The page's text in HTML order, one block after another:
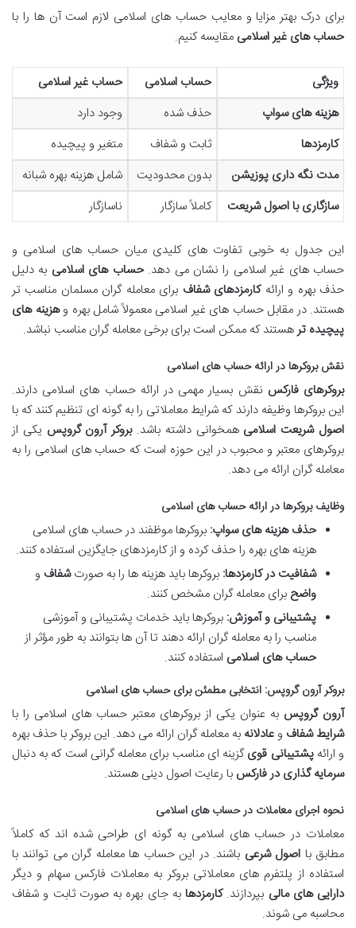
برای درک بهتر مزایا و معایب حساب های اسلامی لازم است آن ها را با
حساب های غیر اسلامی مقایسه کنیم.
ویژگی حساب اسلامی
حساب غیر اسلامی
هزینه های سواپ
حذف شده
وجود دارد
کارمزدها
ثابت و شفاف
متغیر و پیچیده
مدت نگه داری پوزیشن
بدون محدودیت
شامل هزینه بهره شبانه
سازگاری با اصول شریعت
کاملاً سازگار ناسازگار
این جدول به خوبی تفاوت های کلیدی میان حساب های اسلامی و
حساب های غیر اسلامی را نشان می دهد.حساب های اسلامی به دلیل
حذف بهره و ارائهکارمزدهای شفاف برای معامله گران مسلمان مناسب تر
هستند. در مقابل حساب های غیر اسلامی معمولاً شامل بهره وهزینه های
پیچیده ترهستند که ممکن است برای برخی معامله گران مناسب نباشد.
نقش بروکرها در ارائه حساب های اسلامی
بروکرهای فارکس نقش بسیار مهمی در ارائه حساب های اسلامی دارند.
این بروکرها وظیفه دارند که شرایط معاملاتی را به گونه ای تنظیم کنند که با
اصول شریعت اسلامی همخوانی داشته باشد.بروکر آرون گروپس یکی از
بروکرهای معتبر و محبوب در این حوزه است که حساب های اسلامی را به
معامله گران ارائه می دهد.
وظایف بروکرها در ارائه حساب های اسلامی
حذف هزینه های سواپ: بروکرها موظفند در حساب های اسلامی
هزینه های بهره را حذف کرده و از کارمزدهای جایگزین استفاده کنند.
شفافیت در کارمزدها: بروکرها باید هزینه ها را به صورتشفاف و
واضح برای معامله گران مشخص کنند.
پشتیبانی و آموزش: بروکرها باید خدمات پشتیبانی و آموزشی
مناسب را به معامله گران ارائه دهند تا آن ها بتوانند به طور مؤثر از
حساب های اسلامی استفاده کنند.
بروکر آرون گروپس: انتخابی مطمئن برای حساب های اسلامی
آرون گروپس به عنوان یکی از بروکرهای معتبر حساب های اسلامی را با
شرایط شفاف و عادلانه به معامله گران ارائه می دهد. این بروکر با حذف بهره
و ارائهپشتیبانی قویگزینه ای مناسب برای معامله گرانی است که به دنبال
سرمایه گذاری در فارکس با رعایت اصول دینی هستند.
نحوه اجرای معاملات در حساب های اسلامی
معاملات در حساب های اسلامی به گونه ای طراحی شده اند که کاملاً
مطابق با اصول شرعی باشند. در این حساب ها معامله گران می توانند با
استفاده از پلتفرم های معاملاتی بروکر به معاملات فارکس سهام و دیگر
دارایی های مالی بپردازند.کارمزدها به جای بهره به صورت ثابت و شفاف
محاسبه می شوند.